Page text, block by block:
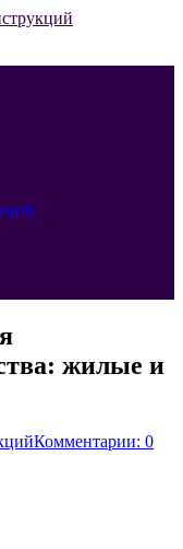
жилые и
Комментарии: 0